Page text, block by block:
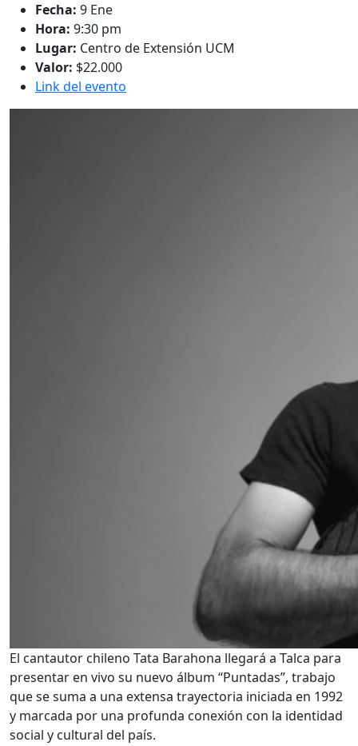
Fecha: 9 Ene
Hora: 9:30 pm
Lugar: Centro de Extensión UCM
Valor: $22.000
Link del evento
El cantautor chileno Tata Barahona llegará a Talca para
presentar en vivo su nuevo álbum “Puntadas”, trabajo
que se suma a una extensa trayectoria iniciada en 1992
y marcada por una profunda conexión con la identidad
social y cultural del país.